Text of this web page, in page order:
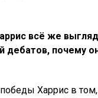
всё же
дебатов, почему
Харрис в